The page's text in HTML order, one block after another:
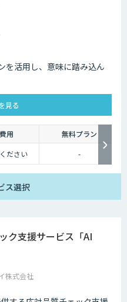
活用し、意味に踏み込ん
見る
用
無料プラン
ださい -
ス選択
ク支援サービス「AI
株式会社